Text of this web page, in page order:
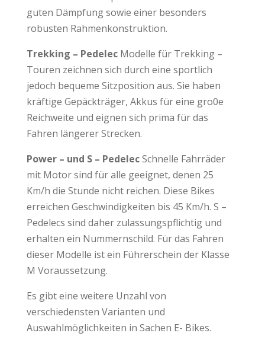
guten Dämpfung sowie einer besonders
robusten Rahmenkonstruktion.
Trekking – PedelecModelle für Trekking –
Touren zeichnen sich durch eine sportlich
jedoch bequeme Sitzposition aus. Sie haben
kräftige Gepäckträger, Akkus für eine gro0e
Reichweite und eignen sich prima für das
Fahren längerer Strecken.
Power – und S – PedelecSchnelle Fahrräder
mit Motor sind für alle geeignet, denen 25
Km/h die Stunde nicht reichen. Diese Bikes
erreichen Geschwindigkeiten bis 45 Km/h. S –
Pedelecs sind daher zulassungspflichtig und
erhalten ein Nummernschild. Für das Fahren
dieser Modelle ist ein Führerschein der Klasse
M Voraussetzung.
Es gibt eine weitere Unzahl von
verschiedensten Varianten und
Auswahlmöglichkeiten in Sachen E- Bikes.